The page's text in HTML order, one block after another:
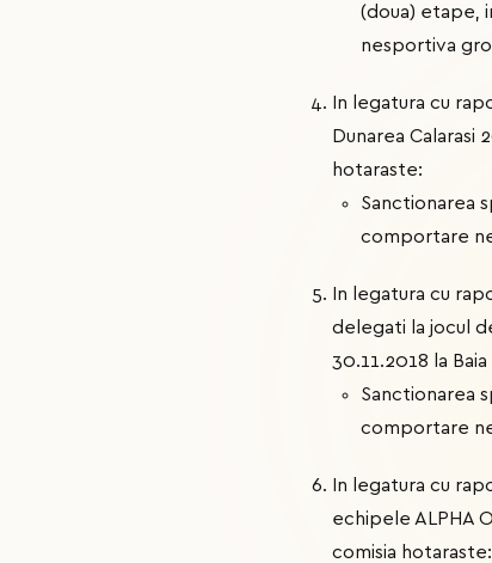
(doua) etape,
nesportiva
In legatura cu
Dunarea Calarasi
hotaraste:
Sanctionarea
comportare
In legatura cu
delegati la jocul
30.11.2018 la
Sanctionarea
comportare
In legatura cu
echipele ALPHA
comisia hotaraste: